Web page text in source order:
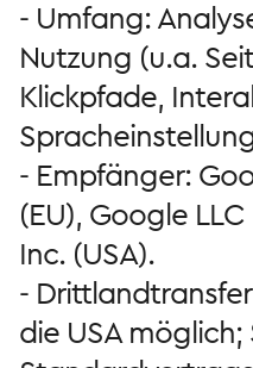
- Umfang:
Nutzung (u.a.
Klickpfade,
- Empfänger:
(EU), Google
Inc. (USA).
-
die USA